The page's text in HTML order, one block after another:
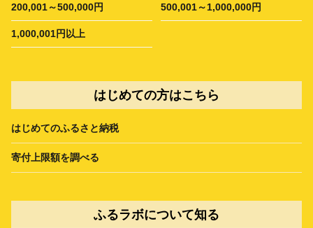
200,001～500,000円 500,001～1,000,000円
1,000,001円以上
はじめての方はこちら
はじめてのふるさと納税
寄付上限額を調べる
ふるラボについて知る